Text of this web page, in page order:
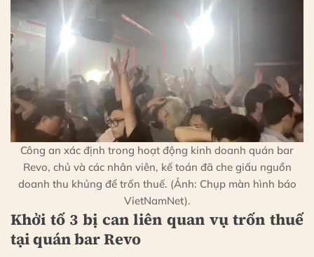
Công an xác định trong hoạt động kinh doanh quán bar
Revo, chủ và các nhân viên, kế toán đã che giấu nguồn
doanh thu khủng để trốn thuế. (Ảnh: Chụp màn hình báo
VietNamNet).
Khởi tố 3 bị can liên quan vụ trốn thuế
tại quán bar Revo